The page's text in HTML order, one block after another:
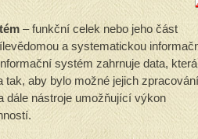
– funkční celek nebo jeho část
a systematickou
systém zahrnuje data, která
tak, aby bylo možné jejich zpracování
dále nástroje umožňující výkon